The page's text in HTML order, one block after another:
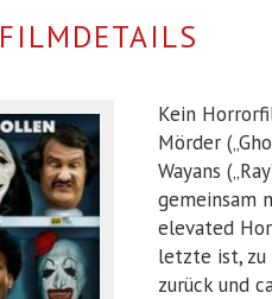
FILMDETAILS
Kein
Mörder
Wayans
gemeinsam
elevated
letzte ist, zu
zurück und